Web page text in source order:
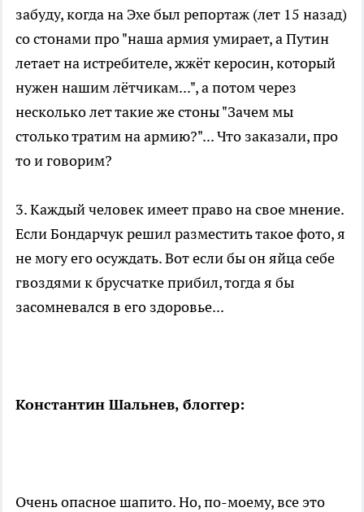
забуду, когда на Эхе был репортаж (лет 15 назад)
со стонами про "наша армия умирает, а Путин
летает на истребителе, жжёт керосин, который
нужен нашим лётчикам...", а потом через
несколько лет такие же стоны "Зачем мы
столько тратим на армию?"... Что заказали, про
то и говорим?
3. Каждый человек имеет право на свое мнение.
Если Бондарчук решил разместить такое фото, я
не могу его осуждать. Вот если бы он яйца себе
гвоздями к брусчатке прибил, тогда я бы
засомневался в его здоровье...
Константин Шальнев, блоггер:
Очень опасное шапито. Но, по-моему, все это